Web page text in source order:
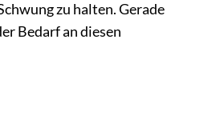
zu halten. Gerade
Bedarf an diesen